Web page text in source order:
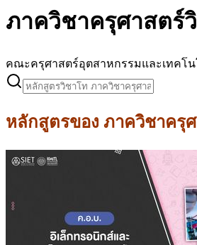
ภาควิชาครุศาสตร์
คณะครุศาสตร์อุตสาหกรรมและเทคโน
หลักสูตรของ ภาควิชาครุ